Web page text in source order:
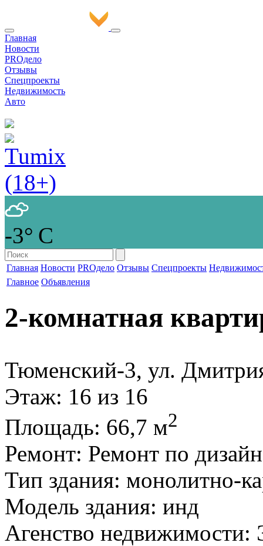
Главная
Новости
PROдело
Отзывы
Спецпроекты
Недвижимость
Авто
-3° С
Главная Новости PROдело Отзывы Спецпроекты
Главное Объявления
2-комнатная
Тюменский-3, ул.
Этаж: 16 из 16
Площадь: 66,7 м2
Ремонт: Ремонт по
Тип здания: монолитно-
Модель здания: инд
Агенство недвижимости: